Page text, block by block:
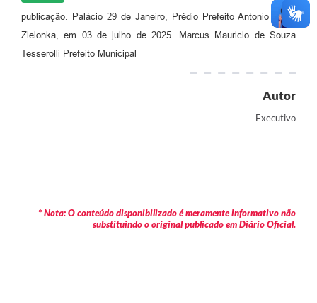
publicação. Palácio 29 de Janeiro, Prédio Prefeito Antonio Alceu
Zielonka, em 03 de julho de 2025. Marcus Mauricio de Souza
Tesserolli Prefeito Municipal
Autor
Executivo
* Nota: O conteúdo disponibilizado é meramente informativo não
substituindo o original publicado em Diário Oficial.